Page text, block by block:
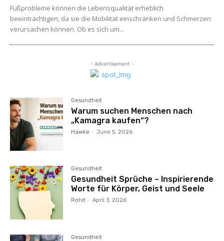
Fußprobleme können die Lebensqualität erheblich
beeinträchtigen, da sie die Mobilität einschränken und Schmerzen
verursachen können. Ob es sich um...
- Advertisement -
Gesundheit
Warum suchen Menschen nach
„Kamagra kaufen“?
Hawke - June 5, 2026
Gesundheit
Gesundheit Sprüche – Inspirierende
Worte für Körper, Geist und Seele
Rohit - April 3, 2026
Gesundheit